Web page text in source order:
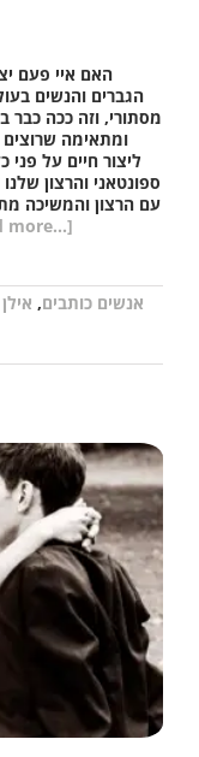
האם איי פעם
מסתורי, וזה ככה כבר
ומתאימה
ליצור חיים על פני
ספונטאני והרצון
עם הרצון והמשיכה
more...]
אנשים כותבים, אילן